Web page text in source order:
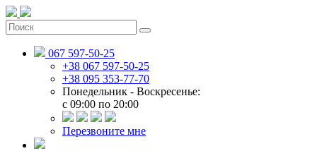
067 597-50-25
+38 067 597-50-25
+38 095 353-77-70
Понедельник - Воскресенье:
c 09:00 по 20:00
Перезвоните мне